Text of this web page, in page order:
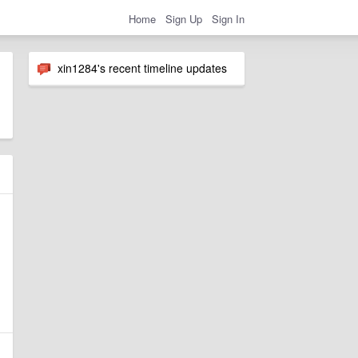
Home Sign Up Sign In
xin1284's recent timeline updates